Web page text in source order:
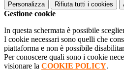
Personalizza Rifiuta tutti i cookies
Gestione cookie
In questa schermata è possibile
I cookie necessari sono quelli che
piattaforma e non è possibile
Per conoscere quali sono i cookie
visionare la COOKIE POLICY.